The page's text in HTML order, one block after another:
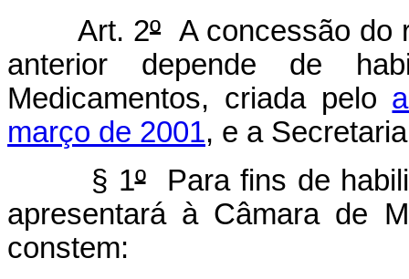
Art. 2ºA concessão do
anterior depende de
Medicamentos, criada pelo
março de 2001, e a
§ 1ºPara fins de
apresentará à Câmara de
constem: